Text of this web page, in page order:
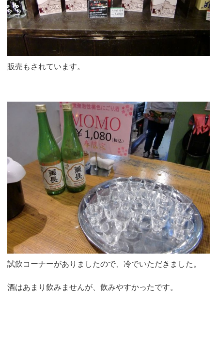
販売もされています。
試飲コーナーがありましたので、冷でいただきました。
酒はあまり飲みませんが、飲みやすかったです。